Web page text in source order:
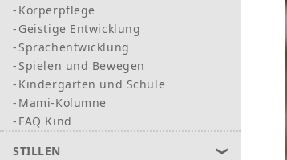
Körperpflege
Geistige Entwicklung
Sprachentwicklung
Spielen und Bewegen
Kindergarten und Schule
Mami-Kolumne
FAQ Kind
STILLEN